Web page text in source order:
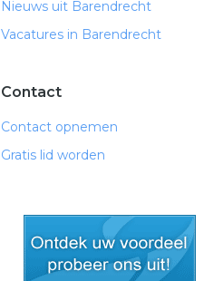
Nieuws uit Barendrecht
Vacatures in Barendrecht
Contact
Contact opnemen
Gratis lid worden